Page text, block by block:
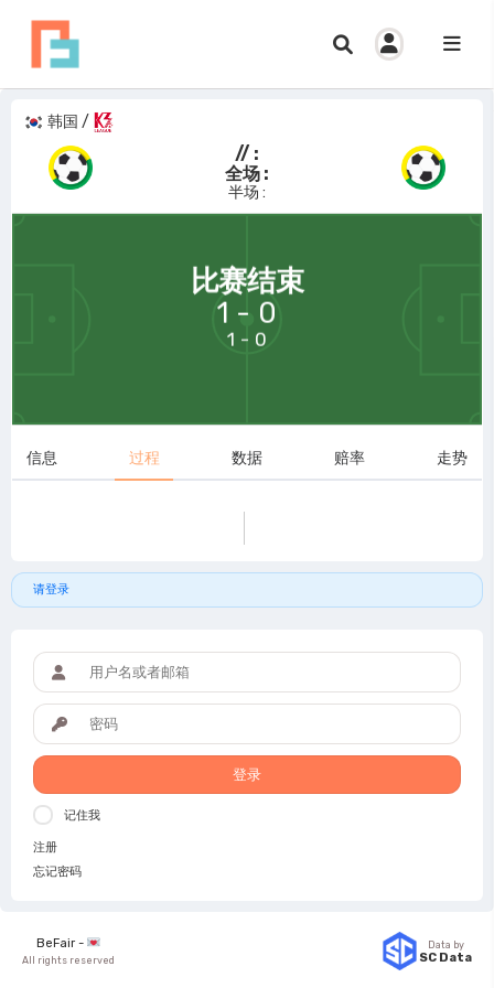
韩国 /
// :
全场 :
半场 :
比赛结束
1 - 0
1 - 0
信息 过程 数据 赔率 走势
请登录
登录
记住我
注册
忘记密码
BeFair -
All rights reserved
Data by
SC Data